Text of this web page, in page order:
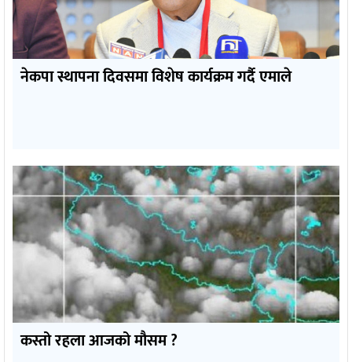
नेकपा स्थापना दिवसमा विशेष कार्यक्रम गर्दै एमाले
कस्तो रहला आजको मौसम ?